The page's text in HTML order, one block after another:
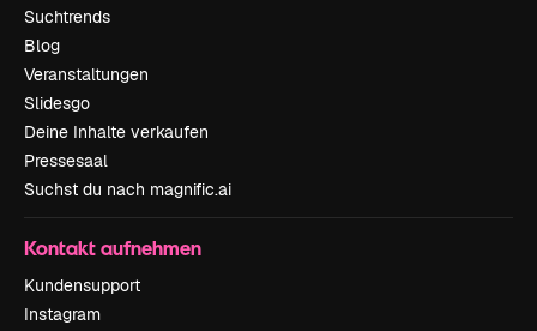
Suchtrends
Blog
Veranstaltungen
Slidesgo
Deine Inhalte verkaufen
Pressesaal
Suchst du nach magnific.ai
Kontakt aufnehmen
Kundensupport
Instagram